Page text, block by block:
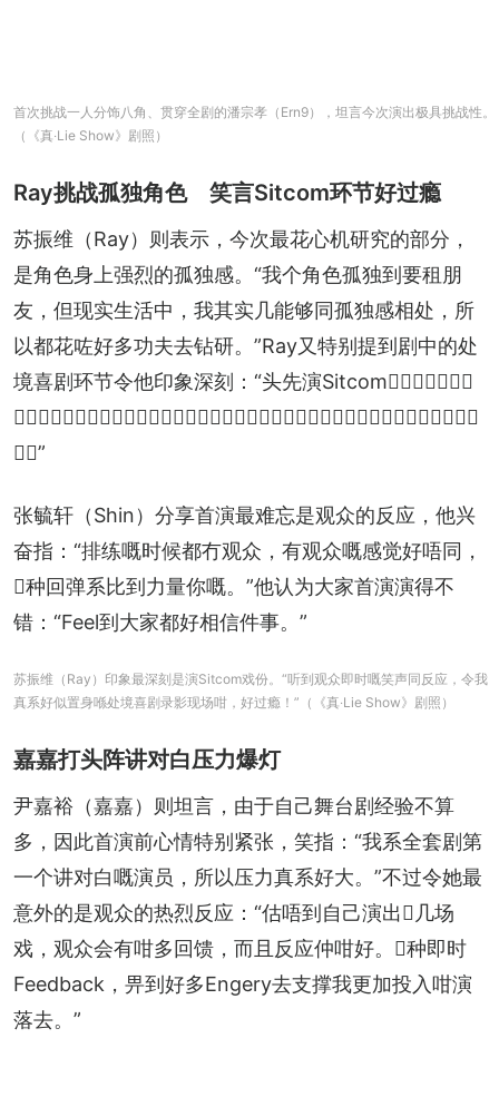
首次挑战一人分饰八角、贯穿全剧的潘宗孝（Ern9），坦言今次演出极具挑战性。
（《真‧Lie Show》剧照）
Ray挑战孤独角色 笑言Sitcom环节好过瘾
苏振维（Ray）则表示，今次最花心机研究的部分，
是角色身上强烈的孤独感。“我个角色孤独到要租朋
友，但现实生活中，我其实几能够同孤独感相处，所
以都花咗好多功夫去钻研。”Ray又特别提到剧中的处
境喜剧环节令他印象深刻：“头先演Sitcom𠮶场戏真系好难
忘，因为听到观众即时嘅笑声同反应，令我真系好似置身喺处境喜剧录影现场咁，好过
瘾！”
张毓轩（Shin）分享首演最难忘是观众的反应，他兴
奋指：“排练嘅时候都冇观众，有观众嘅感觉好唔同，
𠮶种回弹系比到力量你嘅。”他认为大家首演演得不
错：“Feel到大家都好相信件事。”
苏振维（Ray）印象最深刻是演Sitcom戏份。“听到观众即时嘅笑声同反应，令我
真系好似置身喺处境喜剧录影现场咁，好过瘾！”（《真‧Lie Show》剧照）
嘉嘉打头阵讲对白压力爆灯
尹嘉裕（嘉嘉）则坦言，由于自己舞台剧经验不算
多，因此首演前心情特别紧张，笑指：“我系全套剧第
一个讲对白嘅演员，所以压力真系好大。”不过令她最
意外的是观众的热烈反应：“估唔到自己演出𠮶几场
戏，观众会有咁多回馈，而且反应仲咁好。𠮶种即时
Feedback，畀到好多Engery去支撑我更加投入咁演
落去。”